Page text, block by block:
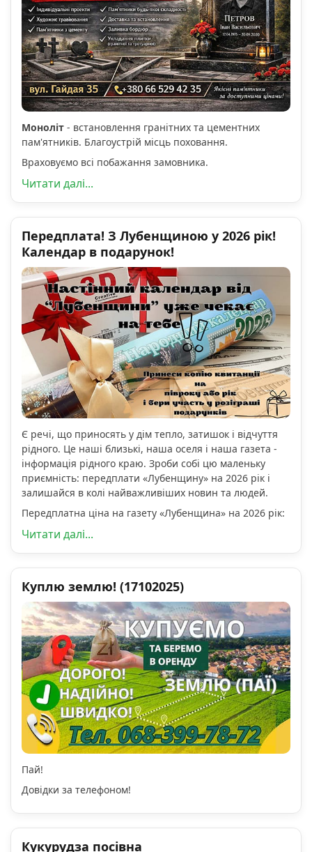
Моноліт - встановлення гранітних та цементних
пам'ятників. Благоустрій місць поховання.
Враховуємо всі побажання замовника.
Читати далі...
Передплата! З Лубенщиною у 2026 рік!
Календар в подарунок!
Є речі, що приносять у дім тепло, затишок і відчуття
рідного. Це наші близькі, наша оселя і наша газета -
інформація рідного краю. Зроби собі цю маленьку
приємність: передплати «Лубенщину» на 2026 рік і
залишайся в колі найважливіших новин та людей.
Передплатна ціна на газету «Лубенщина» на 2026 рік:
Читати далі...
Куплю землю! (17102025)
Пай!
Довідки за телефоном!
Кукурудза посівна